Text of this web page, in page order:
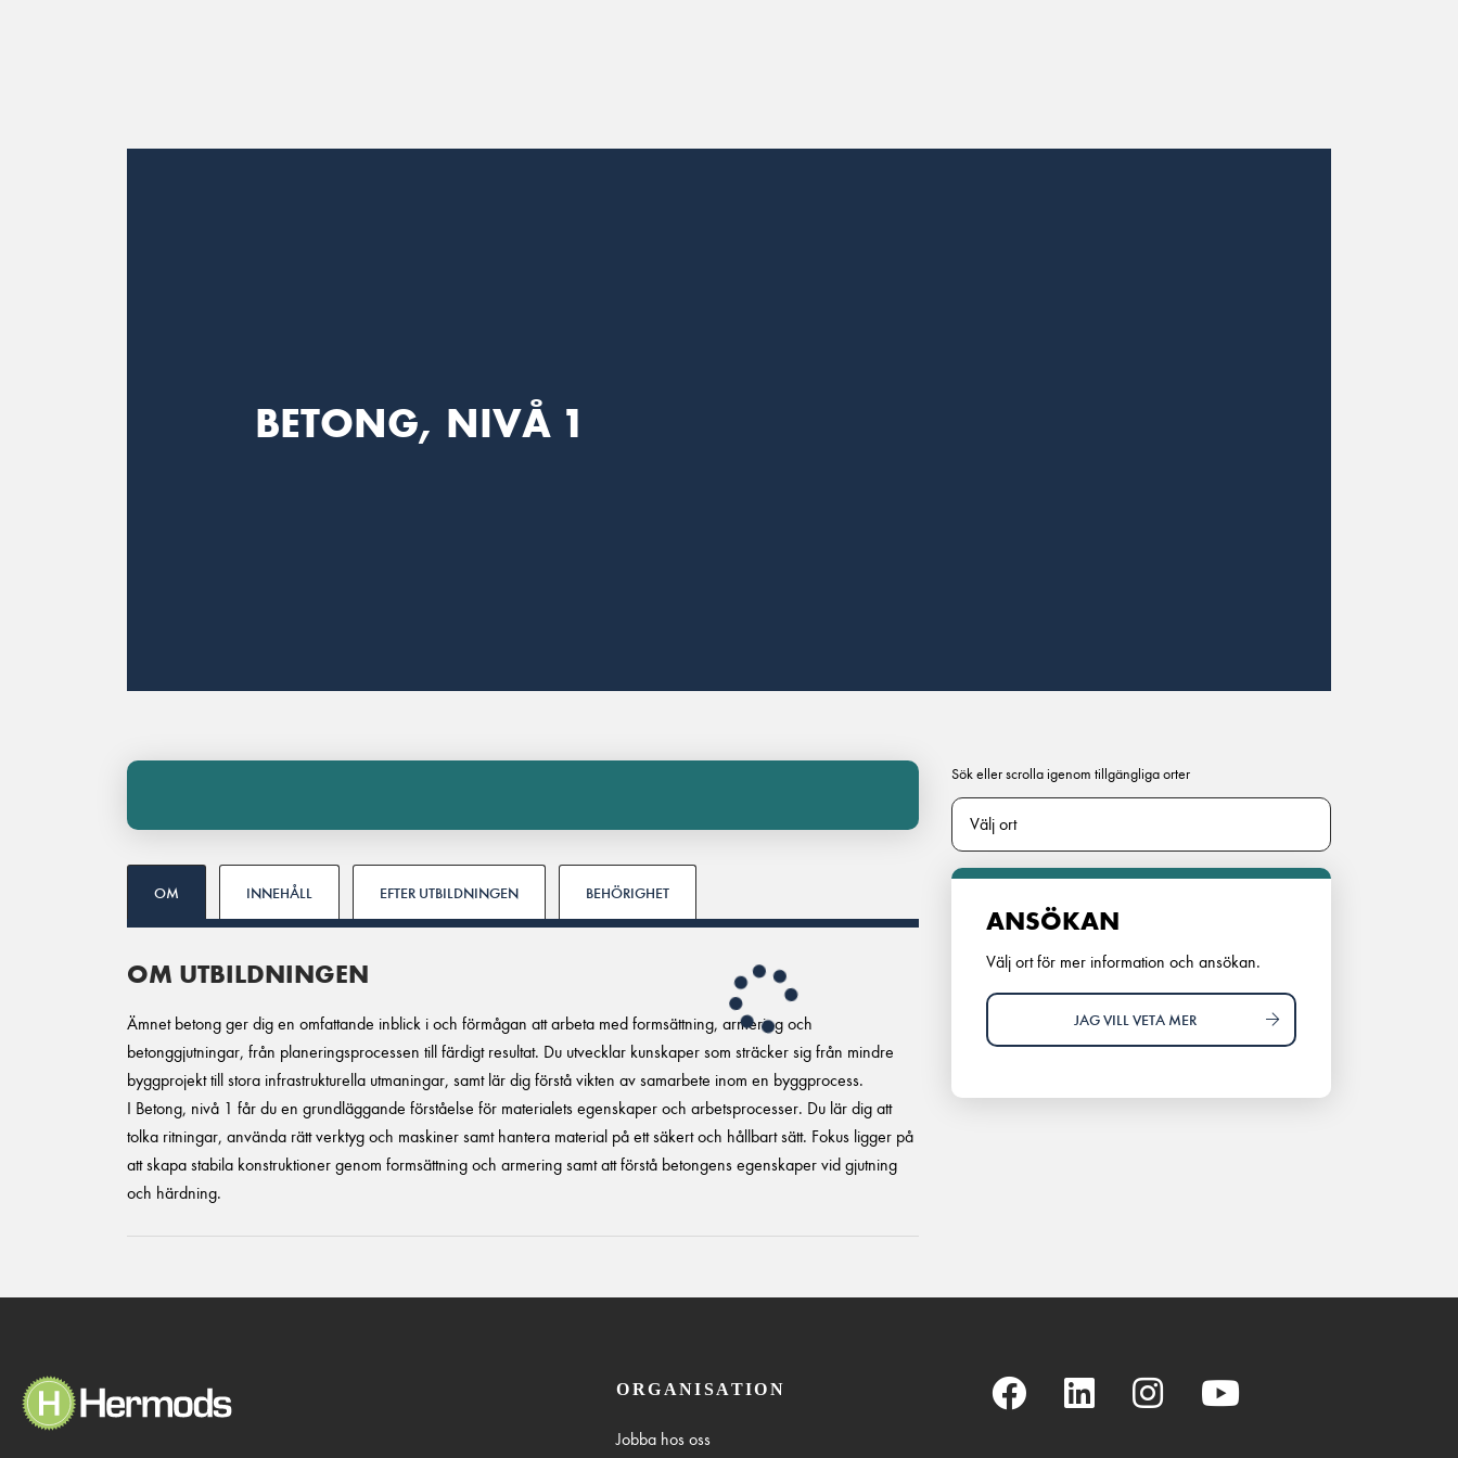
BETONG, NIVÅ 1
OM INNEHÅLL EFTER UTBILDNINGEN BEHÖRIGHET
OM UTBILDNINGEN
Ämnet betong ger dig en omfattande inblick i och förmågan att arbeta med formsättning, armering och
betonggjutningar, från planeringsprocessen till färdigt resultat. Du utvecklar kunskaper som sträcker sig från mindre
byggprojekt till stora infrastrukturella utmaningar, samt lär dig förstå vikten av samarbete inom en byggprocess.
I Betong, nivå 1 får du en grundläggande förståelse för materialets egenskaper och arbetsprocesser. Du lär dig att
tolka ritningar, använda rätt verktyg och maskiner samt hantera material på ett säkert och hållbart sätt. Fokus ligger på
att skapa stabila konstruktioner genom formsättning och armering samt att förstå betongens egenskaper vid gjutning
och härdning.
Sök eller scrolla igenom tillgängliga orter
ANSÖKAN
Välj ort för mer information och ansökan.
JAG VILL VETA MER
ORGANISATION
Jobba hos oss